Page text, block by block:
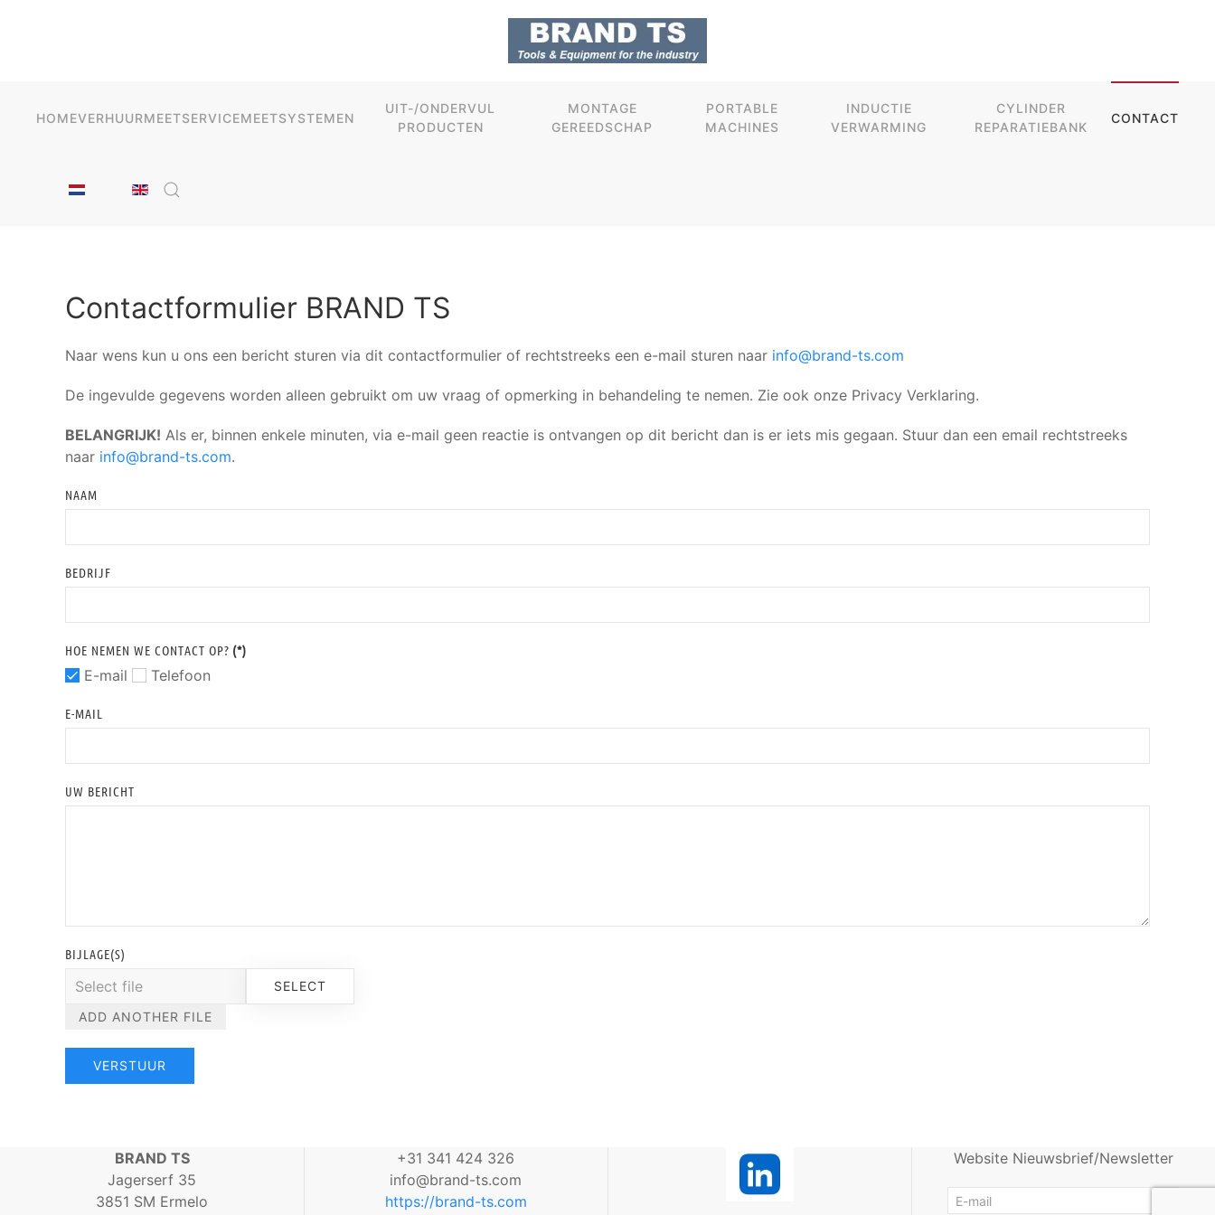
HOMEVERHUURMEETSERVICEMEETSYSTEMEN
UIT-/ONDERVUL
PRODUCTEN
MONTAGE
GEREEDSCHAP
PORTABLE
MACHINES
INDUCTIE
VERWARMING
CYLINDER
REPARATIEBANK
CONTACT
Contactformulier BRAND TS
Naar wens kun u ons een bericht sturen via dit contactformulier of rechtstreeks een e-mail sturen naar info@brand-ts.com
De ingevulde gegevens worden alleen gebruikt om uw vraag of opmerking in behandeling te nemen. Zie ook onze Privacy Verklaring.
BELANGRIJK! Als er, binnen enkele minuten, via e-mail geen reactie is ontvangen op dit bericht dan is er iets mis gegaan. Stuur dan een email rechtstreeks
naar info@brand-ts.com.
NAAM
BEDRIJF
HOE NEMEN WE CONTACT OP? (*)
E-mail Telefoon
E-MAIL
UW BERICHT
BIJLAGE(S)
SELECT
ADD ANOTHER FILE
VERSTUUR
BRAND TS
Jagerserf 35
3851 SM Ermelo
+31 341 424 326
info@brand-ts.com
https://brand-ts.com
Website Nieuwsbrief/Newsletter